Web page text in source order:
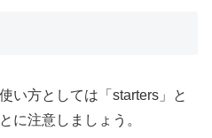
い方としては「starters」と
に注意しましょう。